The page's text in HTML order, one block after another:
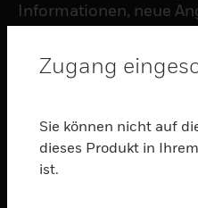
Informationen, neue
und Neuigkeiten,
PRODUKTE
Zugang
Sie können nicht auf
dieses Produkt in
ist.